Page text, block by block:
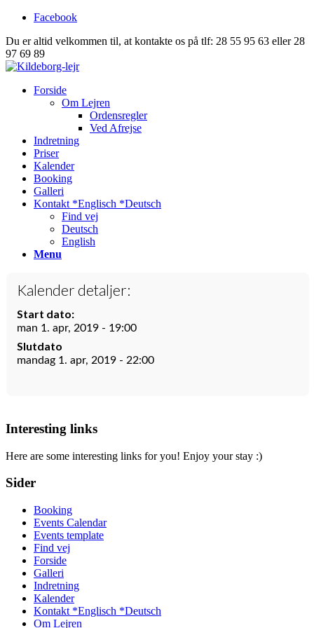
Facebook
Du er altid velkommen til, at kontakte os på tlf: 28 55 95 63 eller 28
97 69 89
Forside
Om Lejren
Ordensregler
Ved Afrejse
Indretning
Priser
Kalender
Booking
Galleri
Kontakt *Englisch *Deutsch
Find vej
Deutsch
English
Menu
Kalender detaljer:
Start dato:
man 1. apr, 2019 - 19:00
Slutdato
mandag 1. apr, 2019 - 22:00
Interesting links
Here are some interesting links for you! Enjoy your stay :)
Sider
Booking
Events Calendar
Events template
Find vej
Forside
Galleri
Indretning
Kalender
Kontakt *Englisch *Deutsch
Om Lejren